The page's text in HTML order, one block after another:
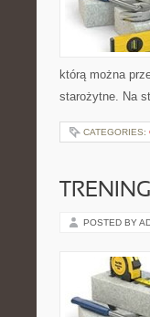
którą można
starożytne. Na
CATEGORIES:
POSTED BY